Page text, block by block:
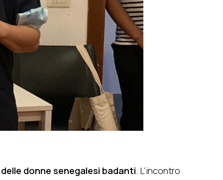
donne senegalesi badanti. L’incontro